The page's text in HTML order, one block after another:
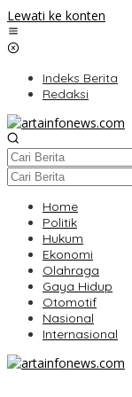
Lewati ke konten
Indeks Berita
Redaksi
Home
Politik
Hukum
Ekonomi
Olahraga
Gaya Hidup
Otomotif
Nasional
Internasional